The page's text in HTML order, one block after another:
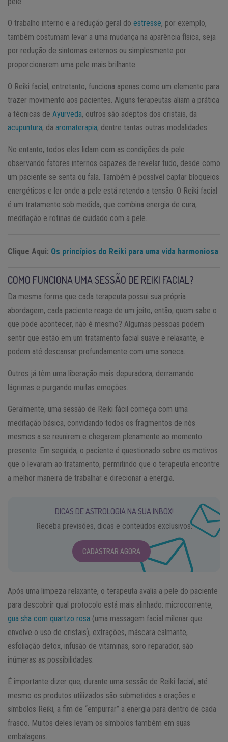
O trabalho interno e a redução geral do estresse, por exemplo,
também costumam levar a uma mudança na aparência física, seja
por redução de sintomas externos ou simplesmente por
proporcionarem uma pele mais brilhante.
O Reiki facial, entretanto, funciona apenas como um elemento para
trazer movimento aos pacientes. Alguns terapeutas aliam a prática
a técnicas de Ayurveda, outros são adeptos dos cristais, da
acupuntura, da aromaterapia, dentre tantas outras modalidades.
No entanto, todos eles lidam com as condições da pele
observando fatores internos capazes de revelar tudo, desde como
um paciente se senta ou fala. Também é possível captar bloqueios
energéticos e ler onde a pele está retendo a tensão. O Reiki facial
é um tratamento sob medida, que combina energia de cura,
meditação e rotinas de cuidado com a pele.
Clique Aqui: Os princípios do Reiki para uma vida harmoniosa
COMO FUNCIONA UMA SESSÃO DE REIKI FACIAL?
Da mesma forma que cada terapeuta possui sua própria
abordagem, cada paciente reage de um jeito, então, quem sabe o
que pode acontecer, não é mesmo? Algumas pessoas podem
sentir que estão em um tratamento facial suave e relaxante, e
podem até descansar profundamente com uma soneca.
Outros já têm uma liberação mais depuradora, derramando
lágrimas e purgando muitas emoções.
Geralmente, uma sessão de Reiki fácil começa com uma
meditação básica, convidando todos os fragmentos de nós
mesmos a se reunirem e chegarem plenamente ao momento
presente. Em seguida, o paciente é questionado sobre os motivos
que o levaram ao tratamento, permitindo que o terapeuta encontre
a melhor maneira de trabalhar e direcionar a energia.
DICAS DE ASTROLOGIA NA SUA INBOX!
Receba previsões, dicas e conteúdos exclusivos.
CADASTRAR AGORA
Após uma limpeza relaxante, o terapeuta avalia a pele do paciente
para descobrir qual protocolo está mais alinhado: microcorrente,
gua sha com quartzo rosa (uma massagem facial milenar que
envolve o uso de cristais), extrações, máscara calmante,
esfoliação detox, infusão de vitaminas, soro reparador, são
inúmeras as possibilidades.
É importante dizer que, durante uma sessão de Reiki facial, até
mesmo os produtos utilizados são submetidos a orações e
símbolos Reiki, a fim de “empurrar” a energia para dentro de cada
frasco. Muitos deles levam os símbolos também em suas
embalagens.